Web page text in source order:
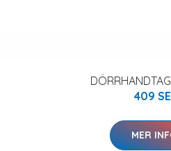
409
MER